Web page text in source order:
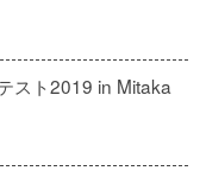
スト2019 in Mitaka